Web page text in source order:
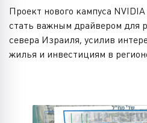
Проект нового кампуса
стать важным драйвером для
севера Израиля, усилив
жилья и инвестициям в